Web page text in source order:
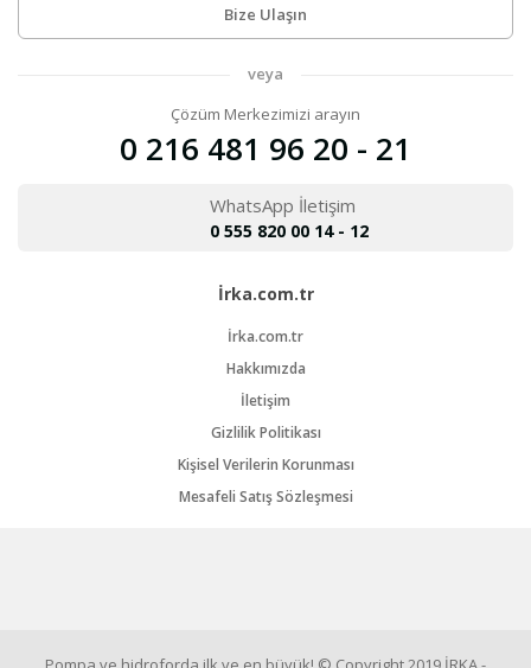
Bize Ulaşın
veya
Çözüm Merkezimizi arayın
0 216 481 96 20 - 21
WhatsApp İletişim
0 555 820 00 14 - 12
İrka.com.tr
İrka.com.tr
Hakkımızda
İletişim
Gizlilik Politikası
Kişisel Verilerin Korunması
Mesafeli Satış Sözleşmesi